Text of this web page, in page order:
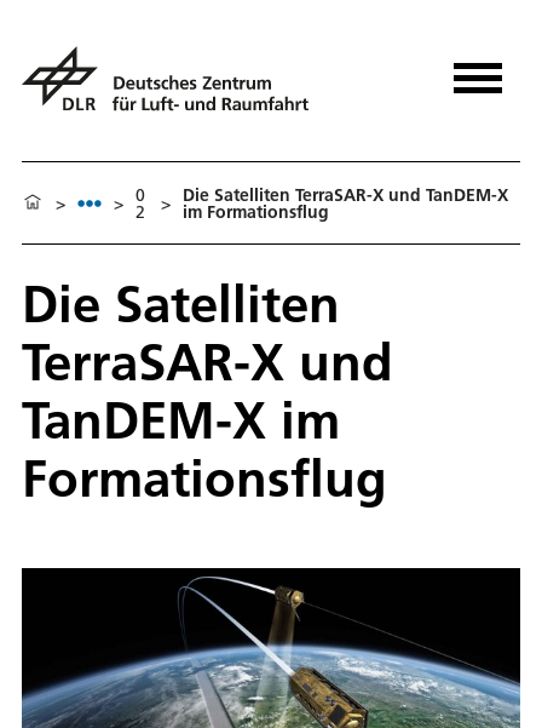
> > 0
2 > Die Satelliten TerraSAR-X und TanDEM-X
im Formationsflug
Die Satelliten
TerraSAR-X und
TanDEM-X im
Formationsflug